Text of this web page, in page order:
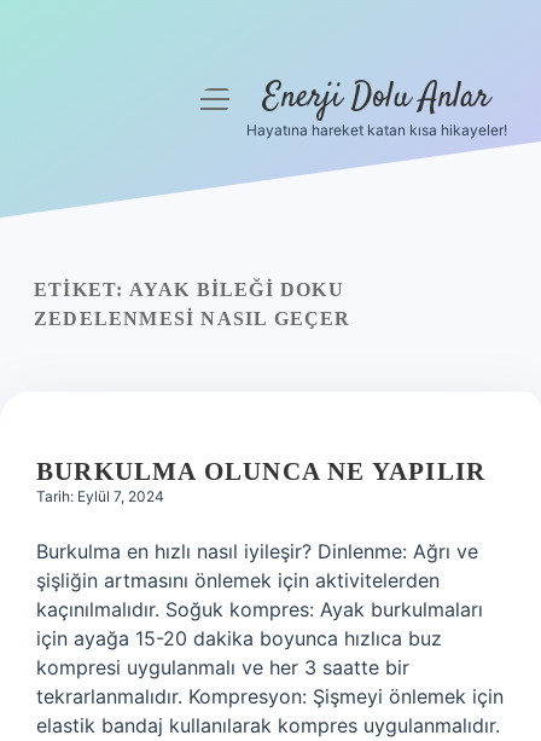
Yasal Uyarı
menüyüEnerji Dolu Anlar
Hayatına hareket katan kısa hikayeler!
ETIKET: AYAK BILEĞI DOKU
ZEDELENMESI NASIL GEÇER
BURKULMA OLUNCA NE YAPILIR
Tarih: Eylül 7, 2024
Burkulma en hızlı nasıl iyileşir? Dinlenme: Ağrı ve
şişliğin artmasını önlemek için aktivitelerden
kaçınılmalıdır. Soğuk kompres: Ayak burkulmaları
için ayağa 15-20 dakika boyunca hızlıca buz
kompresi uygulanmalı ve her 3 saatte bir
tekrarlanmalıdır. Kompresyon: Şişmeyi önlemek için
elastik bandaj kullanılarak kompres uygulanmalıdır.